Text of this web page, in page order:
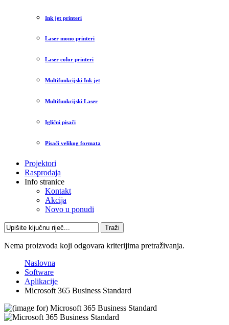
Ink jet printeri
Laser mono printeri
Laser color printeri
Multifunkcijski Ink jet
Multifunkcijski Laser
Iglični pisači
Pisači velikog formata
Projektori
Rasprodaja
Info stranice
Kontakt
Akcija
Novo u ponudi
Traži
Nema proizvoda koji odgovara kriterijima pretraživanja.
Naslovna
Software
Aplikacije
Microsoft 365 Business Standard